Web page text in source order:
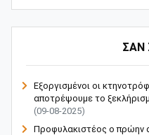
ΣΑΝ
Εξοργισμένοι οι
αποτρέψουμε το
(09-08-2025)
Προφυλακιστέος ο πρώην